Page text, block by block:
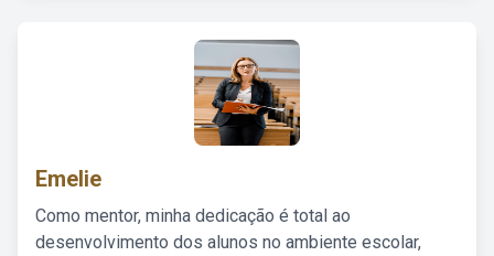
Emelie
Como mentor, minha dedicação é total ao
desenvolvimento dos alunos no ambiente escolar,